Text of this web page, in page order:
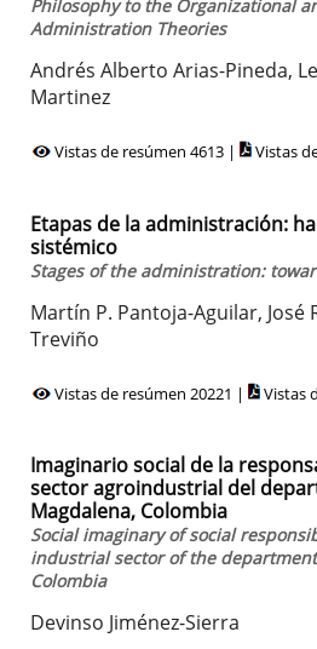
Philosophy to the Organizational
Administration Theories
Andrés Alberto Arias-Pineda,
Martinez
Vistas de resúmen 4613 | Vistas
Etapas de la administración:
sistémico
Stages of the administration:
Martín P. Pantoja-Aguilar, José
Treviño
Vistas de resúmen 20221 | Vistas
Imaginario social de la
sector agroindustrial del
Magdalena, Colombia
Social imaginary of social
industrial sector of the
Colombia
Devinso Jiménez-Sierra